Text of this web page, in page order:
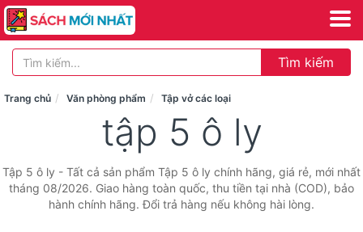
Tìm kiếm
Trang chủ Văn phòng phẩm Tập vở các loại
tập 5 ô ly
Tập 5 ô ly - Tất cả sản phẩm Tập 5 ô ly chính hãng, giá rẻ, mới nhất
tháng 08/2026. Giao hàng toàn quốc, thu tiền tại nhà (COD), bảo
hành chính hãng. Đổi trả hàng nếu không hài lòng.